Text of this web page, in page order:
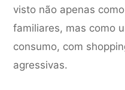
visto não apenas
familiares, mas como
consumo, com
agressivas.